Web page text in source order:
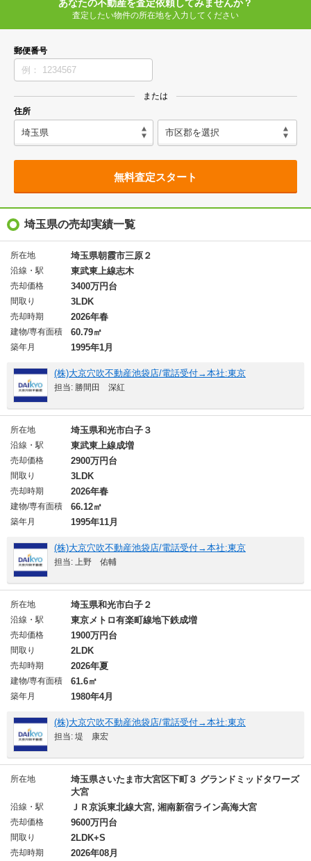
あなたの不動産を査定依頼してみませんか？
査定したい物件の所在地を入力してください
郵便番号
または
住所
無料査定スタート
埼玉県の売却実績一覧
所在地 埼玉県朝霞市三原２
沿線・駅 東武東上線志木
売却価格 3400万円台
間取り 3LDK
売却時期 2026年春
建物/専有面積 60.79㎡
築年月 1995年1月
(株)大京穴吹不動産池袋店/電話受付→本社:東京
担当: 勝間田 深紅
所在地 埼玉県和光市白子３
沿線・駅 東武東上線成増
売却価格 2900万円台
間取り 3LDK
売却時期 2026年春
建物/専有面積 66.12㎡
築年月 1995年11月
(株)大京穴吹不動産池袋店/電話受付→本社:東京
担当: 上野 佑輔
所在地 埼玉県和光市白子２
沿線・駅 東京メトロ有楽町線地下鉄成増
売却価格 1900万円台
間取り 2LDK
売却時期 2026年夏
建物/専有面積 61.6㎡
築年月 1980年4月
(株)大京穴吹不動産池袋店/電話受付→本社:東京
担当: 堤 康宏
所在地
埼玉県さいたま市大宮区下町３ グランドミッドタワーズ
大宮
沿線・駅 ＪＲ京浜東北線大宮, 湘南新宿ライン高海大宮
売却価格 9600万円台
間取り 2LDK+S
売却時期 2026年08月